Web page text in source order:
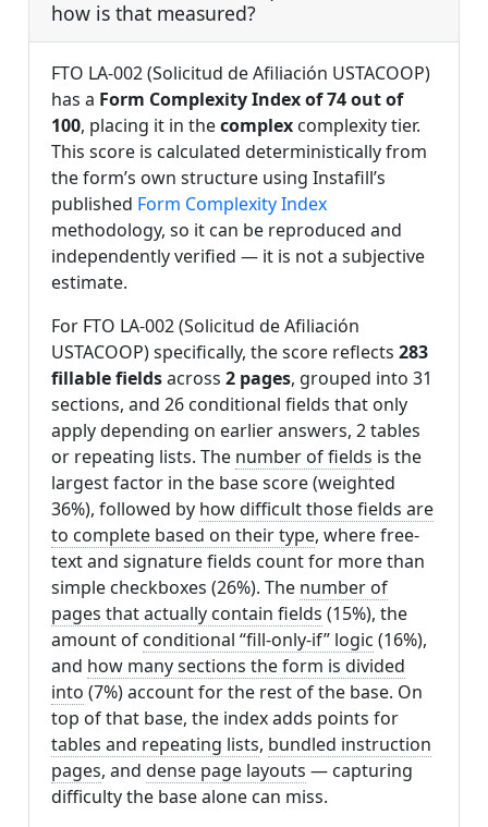
how is that measured?
FTO LA-002 (Solicitud de Afiliación USTACOOP)
has a Form Complexity Index of 74 out of
100, placing it in thecomplex complexity tier.
This score is calculated deterministically from
the form’s own structure using Instafill’s
published Form Complexity Index
methodology, so it can be reproduced and
independently verified — it is not a subjective
estimate.
For FTO LA-002 (Solicitud de Afiliación
USTACOOP) specifically, the score reflects 283
fillable fieldsacross 2 pages, grouped into 31
sections, and 26 conditional fields that only
apply depending on earlier answers, 2 tables
or repeating lists. The number of fields is the
largest factor in the base score (weighted
36%), followed by how difficult those fields are
to complete based on their type, where free-
text and signature fields count for more than
simple checkboxes (26%). The number of
pages that actually contain fields (15%), the
amount of conditional “fill-only-if” logic (16%),
and how many sections the form is divided
into (7%) account for the rest of the base. On
top of that base, the index adds points for
tables and repeating lists, bundled instruction
pages, and dense page layouts — capturing
difficulty the base alone can miss.